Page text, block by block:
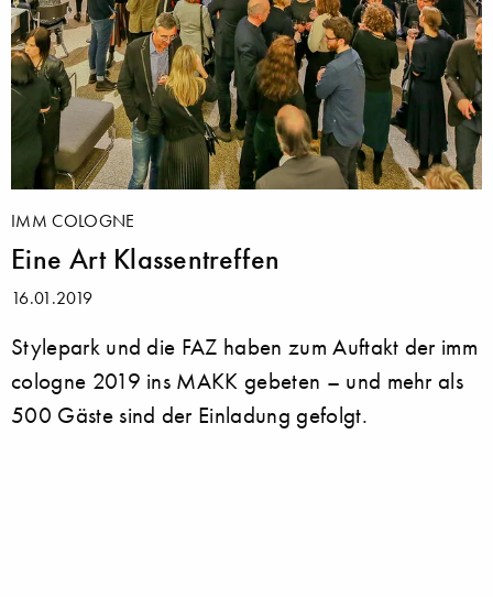
IMM COLOGNE
Eine Art Klassentreffen
16.01.2019
Stylepark und die FAZ haben zum Auftakt der imm
cologne 2019 ins MAKK gebeten – und mehr als
500 Gäste sind der Einladung gefolgt.